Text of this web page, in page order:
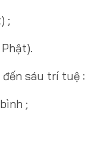
;
sáu trí tuệ :
;